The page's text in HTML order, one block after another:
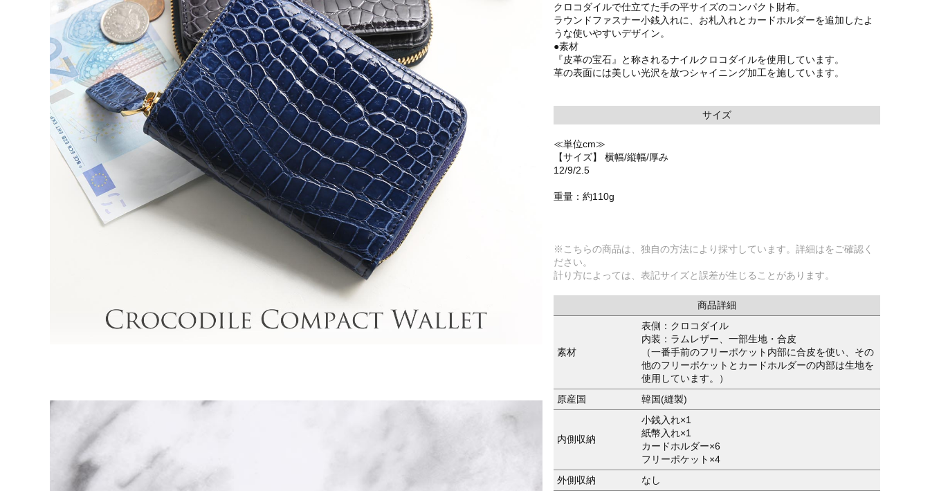
クロコダイルで仕立てた手の平サイズのコンパクト財布。
ラウンドファスナー小銭入れに、お札入れとカードホルダーを追加したよ
うな使いやすいデザイン。
●素材
『皮革の宝石』と称されるナイルクロコダイルを使用しています。
革の表面には美しい光沢を放つシャイニング加工を施しています。
サイズ
≪単位cm≫
【サイズ】 横幅/縦幅/厚み
12/9/2.5
重量：約110g
※こちらの商品は、独自の方法により採寸しています。詳細はをご確認く
ださい。
計り方によっては、表記サイズと誤差が生じることがあります。
商品詳細
素材
表側：クロコダイル
内装：ラムレザー、一部生地・合皮
（一番手前のフリーポケット内部に合皮を使い、その
他のフリーポケットとカードホルダーの内部は生地を
使用しています。）
原産国
韓国(縫製)
内側収納
小銭入れ×1
紙幣入れ×1
カードホルダー×6
フリーポケット×4
外側収納
なし